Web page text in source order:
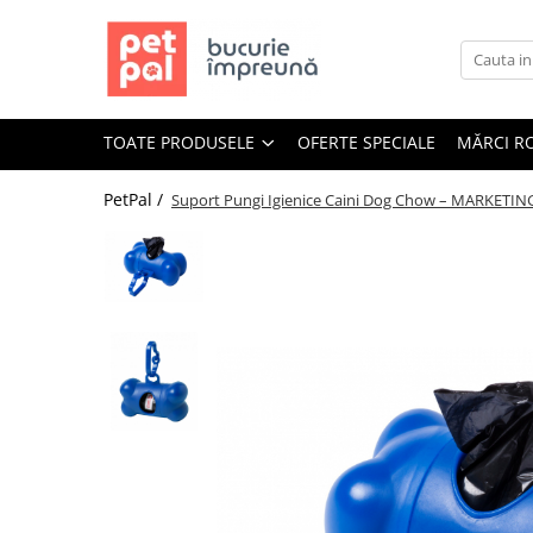
Toate Produsele
Câine Junior
Hrană Umedă Câini
Diete Veterinare Câini
TOATE PRODUSELE OFERTE SPECIALE MĂRCI
PetPal / Suport Pungi Igienice Caini Dog Chow –